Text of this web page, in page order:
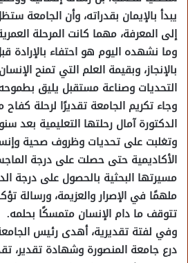
يبدأ بالإيمان بقدراته، وأن الجامعة
إلى المعرفة، مهما كانت المرحلة
وما نشهده اليوم هو احتفاء بالإرادة
بالإنجاز، وبقيمة العلم التي تمنح
التحديات وصناعة مستقبل يليق
وجاء تكريم الجامعة تقديرًا لرحلة كفاح
الدكتورة آمال رحلتها التعليمية بعد
وتغلبت على تحديات وظروف صحية
الأكاديمية حتى حصلت على درجة
مسيرتها البحثية بالحصول على درجة
ملهمًا في الإصرار والعزيمة، ورسالة
تتوقف ما دام الإنسان متمسكًا بحلمه.
وفي لفتة تقديرية، أهدى رئيس
درع جامعة المنصورة وشهادة تقدير،